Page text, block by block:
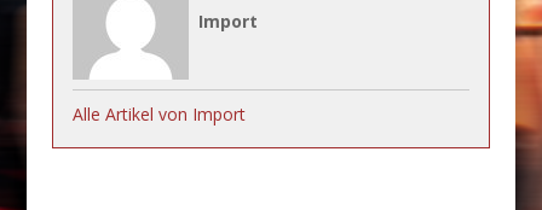
Import
Alle Artikel von Import